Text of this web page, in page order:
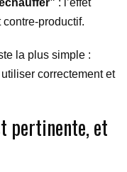
: l’effet
productif.
la plus simple :
correctement et
pertinente, et